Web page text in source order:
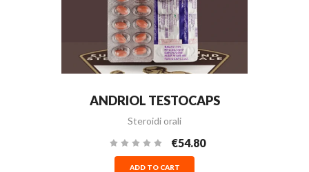
ANDRIOL TESTOCAPS
Steroidi orali
€54.80
ADD TO CART